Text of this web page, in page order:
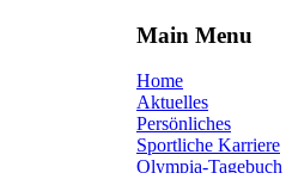
Main Menu
Home
Aktuelles
Persönliches
Sportliche Karriere
Olympia-